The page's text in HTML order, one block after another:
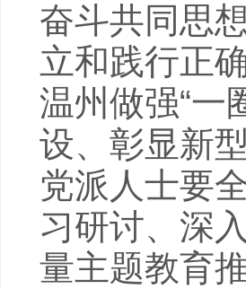
奋斗共同思
立和践行正
温州做强“一
设、彰显新
党派人士要
习研讨、深
量主题教育